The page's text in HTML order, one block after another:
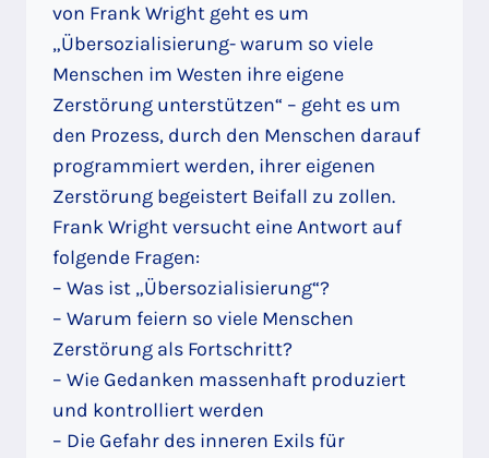
von Frank Wright geht es um
„Übersozialisierung- warum so viele
Menschen im Westen ihre eigene
Zerstörung unterstützen“ – geht es um
den Prozess, durch den Menschen darauf
programmiert werden, ihrer eigenen
Zerstörung begeistert Beifall zu zollen.
Frank Wright versucht eine Antwort auf
folgende Fragen:
– Was ist „Übersozialisierung“?
– Warum feiern so viele Menschen
Zerstörung als Fortschritt?
– Wie Gedanken massenhaft produziert
und kontrolliert werden
– Die Gefahr des inneren Exils für